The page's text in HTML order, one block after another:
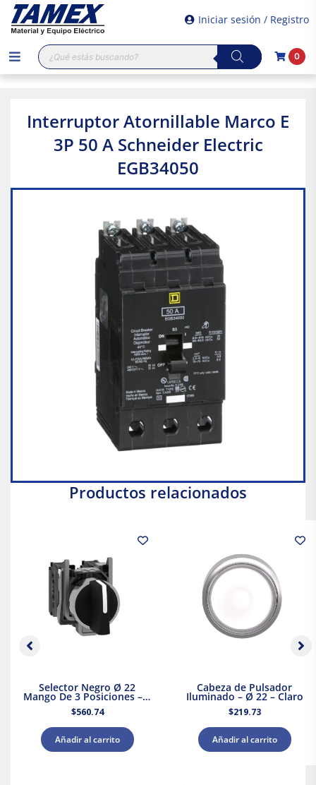
Iniciar sesión / Registro
Búsqueda
de
productos
0
Interruptor Atornillable Marco E
3P 50 A Schneider Electric
EGB34050
Productos relacionados
Selector Negro Ø 22
Mango De 3 Posiciones – 2
Na
$560.74
Añadir al carrito
Cabeza de Pulsador
Iluminado – Ø 22 – Claro
$219.73
Añadir al carrito